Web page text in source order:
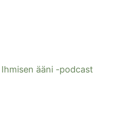
ääni -podcast